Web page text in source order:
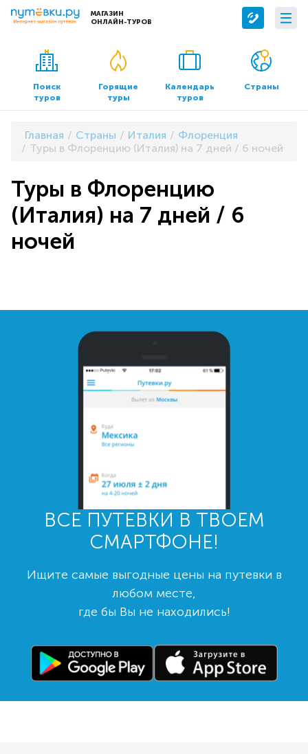
МАГАЗИН
ОНЛАЙН-ТУРОВ
Сервисы
Бронирование отелей
Трансфер
О компании
О нас
Контакты
Документы и реквизиты
Поиск
туров
Горящие
туры
Календарь
туров
Страны
Главная Страны Италия
Флоренция
Туры в Флоренцию (Италия) на 7 дней / 6 ночей
Туры в Флоренцию
(Италия) на 7 дней / 6
ночей
ВСЕ ПУТЕВКИ В ТВОЕМ
СМАРТФОНЕ!
Ищите самые выгодные цены на путевки в
любом месте,
где бы Вы не находились!